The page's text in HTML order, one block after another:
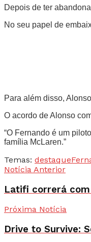
Depois de ter
No seu papel de
Para além disso,
O acordo de Alonso
“O Fernando é um
família McLaren.”
Temas: destaque
Notícia Anterior
Latifi correrá
Próxima Notícia
Drive to Survive: